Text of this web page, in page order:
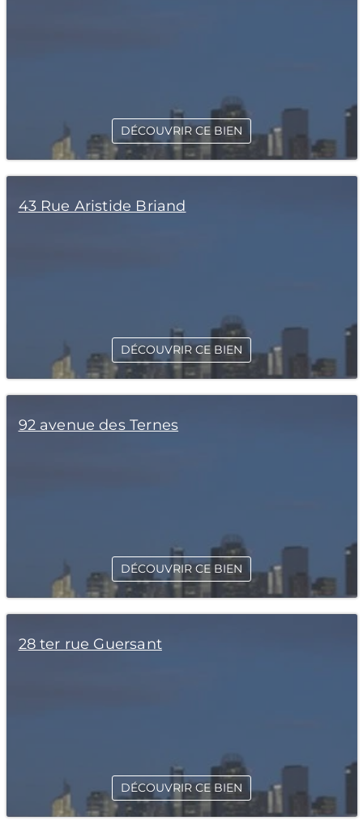
DÉCOUVRIR CE BIEN
43 Rue Aristide Briand
DÉCOUVRIR CE BIEN
92 avenue des Ternes
DÉCOUVRIR CE BIEN
28 ter rue Guersant
DÉCOUVRIR CE BIEN